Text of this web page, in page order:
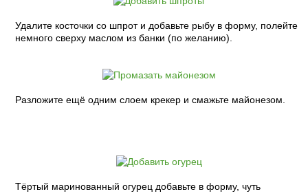
Удалите косточки со шпрот и добавьте рыбу в форму, полейте
немного сверху маслом из банки (по желанию).
Разложите ещё одним слоем крекер и смажьте майонезом.
Тёртый маринованный огурец добавьте в форму, чуть